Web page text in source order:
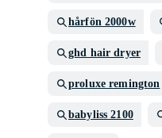
hårfön 2000w
ghd hair dryer
proluxe remington
babyliss 2100